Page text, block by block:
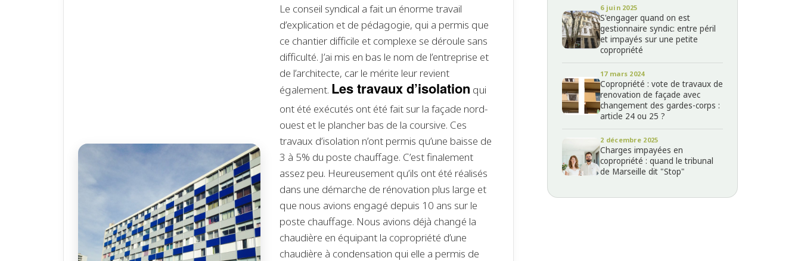
Le conseil syndical a fait un énorme travail
d’explication et de pédagogie, qui a permis que
ce chantier difficile et complexe se déroule sans
difficulté. J’ai mis en bas le nom de l’entreprise et
de l’architecte, car le mérite leur revient
également. Les travaux d’isolation qui
ont été exécutés ont été fait sur la façade nord-
ouest et le plancher bas de la coursive. Ces
travaux d’isolation n’ont permis qu’une baisse de
3 à 5% du poste chauffage. C’est finalement
assez peu. Heureusement qu’ils ont été réalisés
dans une démarche de rénovation plus large et
que nous avions engagé depuis 10 ans sur le
poste chauffage. Nous avions déjà changé la
chaudière en équipant la copropriété d’une
chaudière à condensation qui elle a permis de
6 juin 2025
S'engager quand on est
gestionnaire syndic: entre péril
et impayés sur une petite
copropriété
17 mars 2024
Copropriété : vote de travaux de
renovation de façade avec
changement des gardes-corps :
article 24 ou 25 ?
2 décembre 2025
Charges impayées en
copropriété : quand le tribunal
de Marseille dit "Stop"